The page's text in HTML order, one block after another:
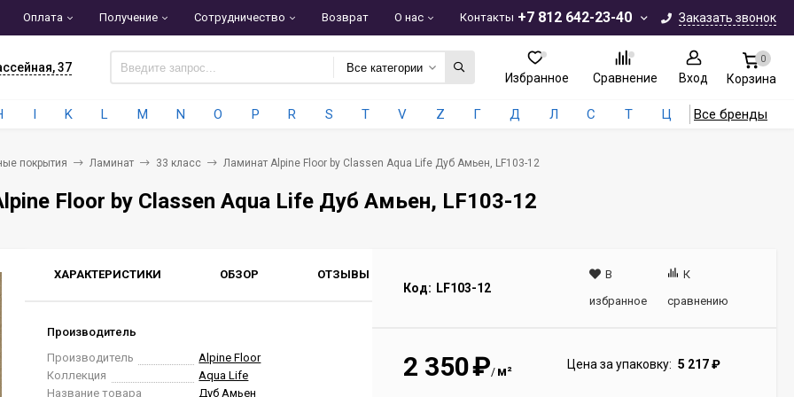
+7 812 642-23-40 Заказать звонок
Оплата Получение Сотрудничество Возврат О нас Контакты
37 Все категории
Избранное Сравнение Вход
0
Корзина
I K L M N O P R S T V Z Г Д Л С Т Ц Все бренды
покрытия Ламинат 33 класс Ламинат Alpine Floor by Classen Aqua Life Дуб Амьен, LF103-12
Floor by Classen Aqua Life Дуб Амьен, LF103-12
ХАРАКТЕРИСТИКИ ОБЗОР ОТЗЫВЫ
Производитель
Производитель
Alpine Floor
Коллекция
Aqua Life
Название товара
Дуб Амьен
Код: LF103-12
В
избранное
К
сравнению
2 350₽/ м² Цена за упаковку: 5 217₽